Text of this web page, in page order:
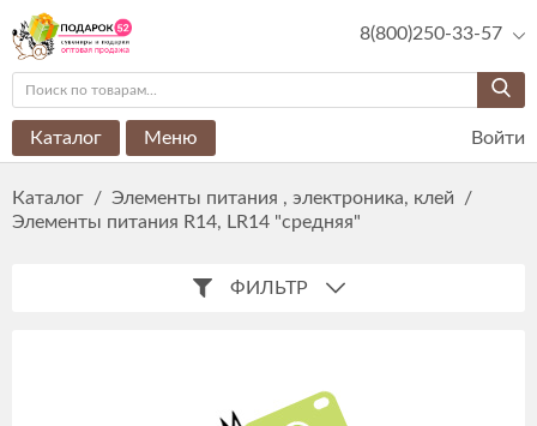
8(800)250-33-57
Каталог Меню Войти
Каталог / Элементы питания , электроника, клей
/
Элементы питания R14, LR14 "средняя"
ФИЛЬТР